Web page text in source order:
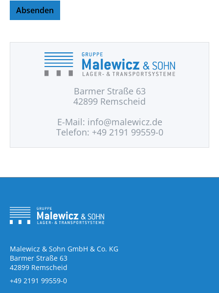
Absenden
Barmer Straße 63
42899 Remscheid
E-Mail: info@malewicz.de
Telefon: +49 2191 99559-0
Malewicz & Sohn GmbH & Co. KG
Barmer Straße 63
42899 Remscheid
+49 2191 99559-0